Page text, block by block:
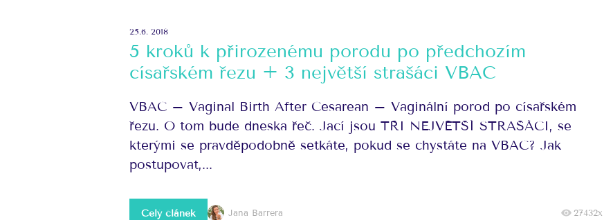
25.6. 2018
5 kroků k přirozenému porodu po předchozím
císařském řezu + 3 největší strašáci VBAC
VBAC – Vaginal Birth After Cesarean – Vaginální porod po císařském
řezu. O tom bude dneska řeč. Jací jsou TŘI NEJVĚTŠÍ STRAŠÁCI, se
kterými se pravděpodobně setkáte, pokud se chystáte na VBAC? Jak
postupovat,...
Celý článek Jana Barrera 27432x